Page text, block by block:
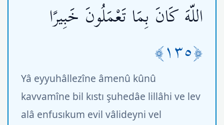
اللّهَ كَانَ بِمَا تَعْمَلُونَ خَبِيرًا
﴿١٣٥﴾
Yâ eyyuhâllezîne âmenû kûnû
kavvamîne bil kıstı şuhedâe lillâhi ve lev
alâ enfusıkum evil vâlideyni vel